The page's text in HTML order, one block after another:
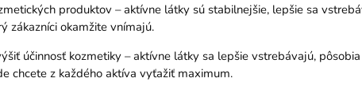
produktov – aktívne látky sú stabilnejšie, lepšie sa
zákazníci okamžite vnímajú.
účinnosť kozmetiky – aktívne látky sa lepšie vstrebávajú,
chcete z každého aktíva vyťažiť maximum.